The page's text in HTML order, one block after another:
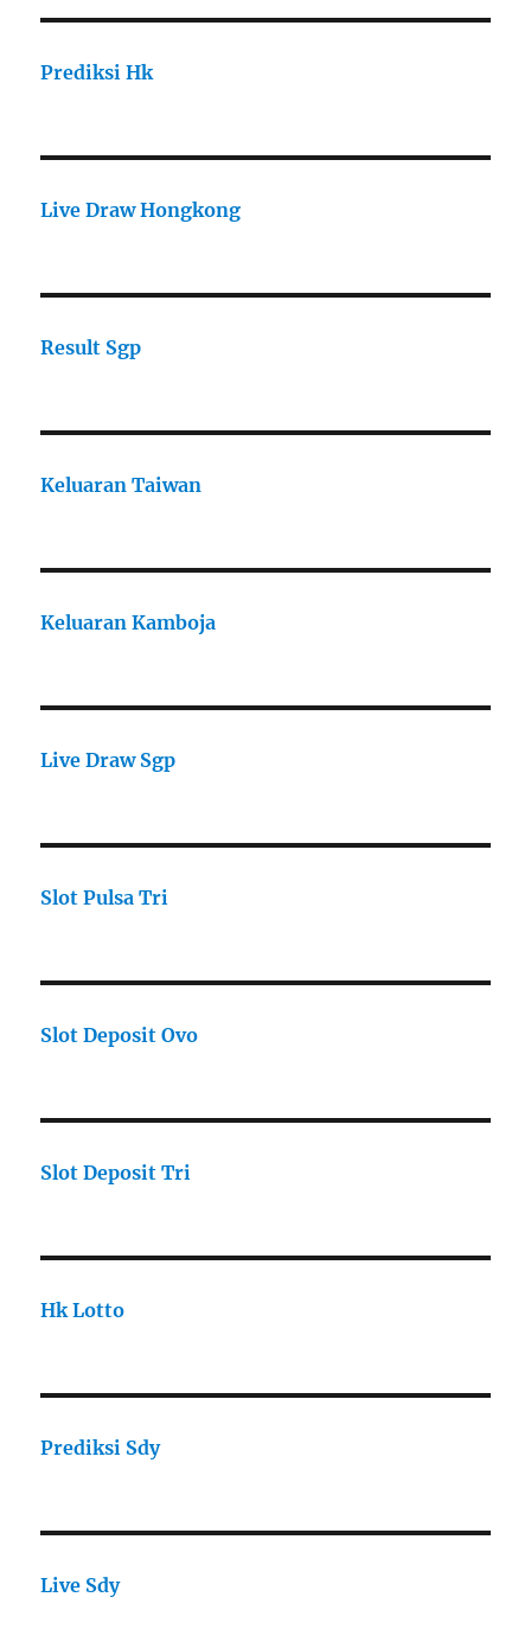
Prediksi Hk
Live Draw Hongkong
Result Sgp
Keluaran Taiwan
Keluaran Kamboja
Live Draw Sgp
Slot Pulsa Tri
Slot Deposit Ovo
Slot Deposit Tri
Hk Lotto
Prediksi Sdy
Live Sdy